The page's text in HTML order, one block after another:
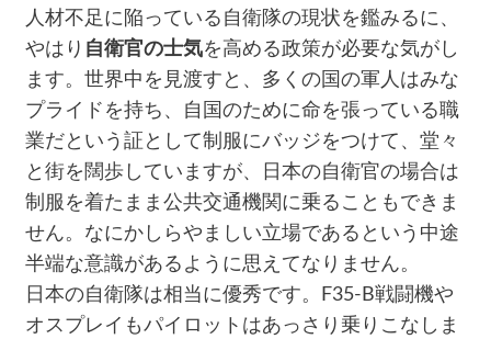
人材不足に陥っている自衛隊の現状を鑑みるに、
やはり 自衛官の士気を高める政策が必要な気がし
ます。世界中を見渡すと、多くの国の軍人はみな
プライドを持ち、自国のために命を張っている職
業だという証として制服にバッジをつけて、堂々
と街を闊歩していますが、日本の自衛官の場合は
制服を着たまま公共交通機関に乗ることもできま
せん。なにかしらやましい立場であるという中途
半端な意識があるように思えてなりません。
日本の自衛隊は相当に優秀です。F35-B戦闘機や
オスプレイもパイロットはあっさり乗りこなしま